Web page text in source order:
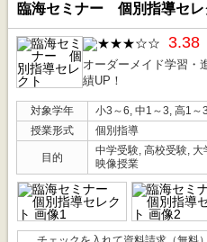
臨海セミナー 個別指導セレ
3.38
オーダーメイド学習・
績UP！
対象学年
小3～6, 中1～3, 高1～3
授業形式
個別指導
目的
中学受験, 高校受験,
映像授業